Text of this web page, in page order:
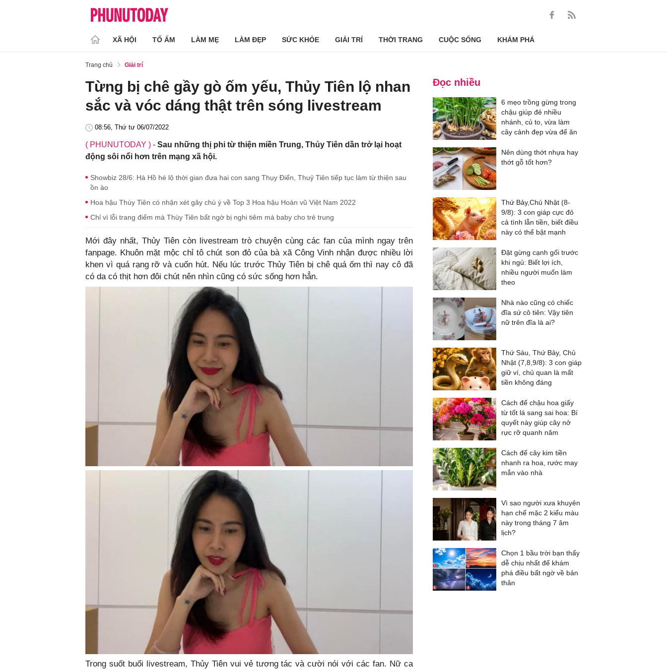
XÃ HỘI TỔ ẤM LÀM MẸ LÀM ĐẸP SỨC KHỎE GIẢI TRÍ THỜI TRANG CUỘC SỐNG KHÁM PHÁ
Trang chủ Giải trí
Từng bị chê gầy gò ốm yếu, Thủy Tiên lộ nhan
sắc và vóc dáng thật trên sóng livestream
08:56, Thứ tư 06/07/2022
( PHUNUTODAY ) - Sau những thị phi từ thiện miền Trung, Thủy Tiên dần trở lại hoạt
động sôi nổi hơn trên mạng xã hội.
Showbiz 28/6: Hà Hồ hé lộ thời gian đưa hai con sang Thụy Điển, Thuỷ Tiên tiếp tục làm từ thiện sau
ồn ào
Hoa hậu Thùy Tiên có nhận xét gây chú ý về Top 3 Hoa hậu Hoàn vũ Việt Nam 2022
Chỉ vì lỗi trang điểm mà Thùy Tiên bất ngờ bị nghi tiêm má baby cho trẻ trung
Mới đây nhất, Thủy Tiên còn livestream trò chuyện cùng các fan của mình ngay trên
fanpage. Khuôn mặt mộc chỉ tô chút son đỏ của bà xã Công Vinh nhận được nhiều lời
khen vì quá rạng rỡ và cuốn hút. Nếu lúc trước Thủy Tiên bị chê quá ốm thì nay cô đã
có da có thịt hơn đôi chút nên nhìn cũng có sức sống hơn hẳn.
Trong suốt buổi livestream, Thủy Tiên vui vẻ tương tác và cười nói với các fan. Nữ ca
Đọc nhiều
6 mẹo trồng gừng trong
chậu giúp đẻ nhiều
nhánh, củ to, vừa làm
cây cảnh đẹp vừa để ăn
Nên dùng thớt nhựa hay
thớt gỗ tốt hơn?
Thứ Bảy,Chủ Nhật (8-
9/8): 3 con giáp cực đỏ
cả tình lẫn tiền, biết điều
này có thể bật mạnh
Đặt gừng cạnh gối trước
khi ngủ: Biết lợi ích,
nhiều người muốn làm
theo
Nhà nào cũng có chiếc
đĩa sứ cô tiên: Vậy tiên
nữ trên đĩa là ai?
Thứ Sáu, Thứ Bảy, Chủ
Nhật (7,8,9/8): 3 con giáp
giữ ví, chủ quan là mất
tiền không đáng
Cách để chậu hoa giấy
từ tốt lá sang sai hoa: Bí
quyết này giúp cây nở
rực rỡ quanh năm
Cách để cây kim tiền
nhanh ra hoa, rước may
mắn vào nhà
Vì sao người xưa khuyên
hạn chế mặc 2 kiểu màu
này trong tháng 7 âm
lịch?
Chọn 1 bầu trời bạn thấy
dễ chịu nhất để khám
phá điều bất ngờ về bản
thân